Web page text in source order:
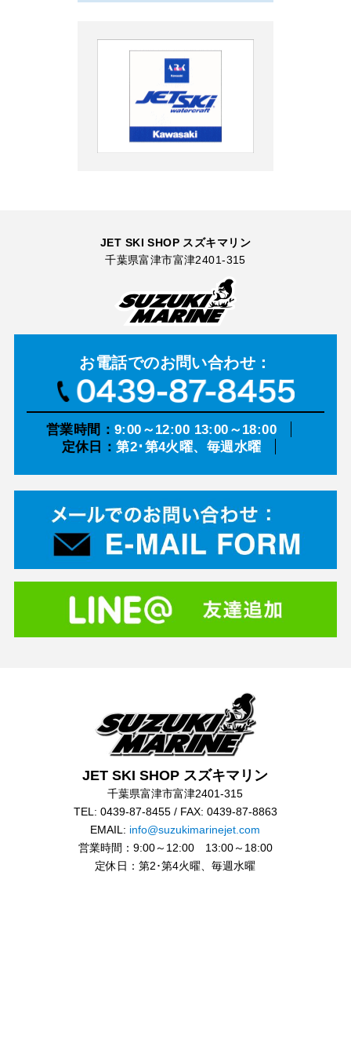
JET SKI SHOP スズキマリン
千葉県富津市富津2401-315
お電話でのお問い合わせ：
営業時間： 9:00～12:00 13:00～18:00
定休日：第2･第4火曜、毎週水曜
JET SKI SHOP スズキマリン
千葉県富津市富津2401-315
TEL: 0439-87-8455 / FAX: 0439-87-8863
EMAIL: info@suzukimarinejet.com
営業時間：9:00～12:00 13:00～18:00
定休日：第2･第4火曜、毎週水曜